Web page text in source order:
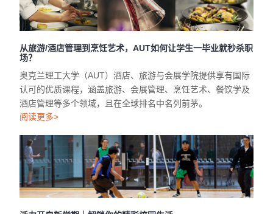
从旅游/酒店管理到烹饪艺术，AUT如何让学生一毕业就秒杀职
场？
奥克兰理工大学（AUT）酒店、旅游与会展学院提供享有国际
认可的优质课程，涵盖旅游、会展管理、烹饪艺术、餐饮学及
酒店管理等多个领域，且在全球排名中名列前茅。
阅读更多>